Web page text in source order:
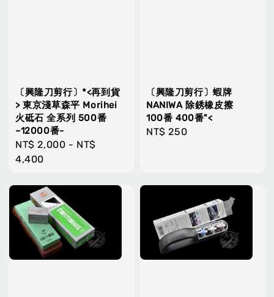
〔興隆刀剪行〕*<再到貨
> 東京淺草森平 Morihei
火砥石 全系列 500番
~12000番-
Regular
price
NT$ 2,000 - NT$
4,400
〔興隆刀剪行〕蝦牌
NANIWA 除銹橡皮擦
100番 400番"<
Regular
NT$ 250